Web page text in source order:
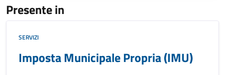
Presente in
SERVIZI
Imposta Municipale Propria (IMU)